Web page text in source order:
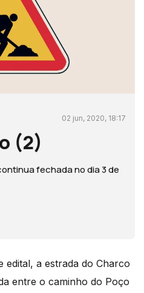
02 jun, 2020, 18:17
(2)
fechada no dia 3 de
edital, a estrada do Charco
entre o caminho do Poço